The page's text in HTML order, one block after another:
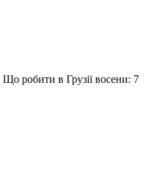
Що робити в Грузії восени: 7